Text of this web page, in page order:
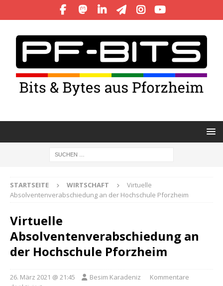
STARTSEITE WIRTSCHAFT
Virtuelle
Absolventenverabschiedung an der Hochschule Pforzheim
Virtuelle
Absolventenverabschiedung an
der Hochschule Pforzheim
26. März 2021 @ 21:45 Besim Karadeniz
Kommentare